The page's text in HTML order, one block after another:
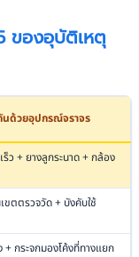
ของอุบัติเหตุ
นด้วยอุปกรณ์จราจร
ร็ว + ยางลูกระนาด + กล้อง
ขตตรวจวัด + บังคับใช้
+ กระจกมองโค้งที่ทางแยก